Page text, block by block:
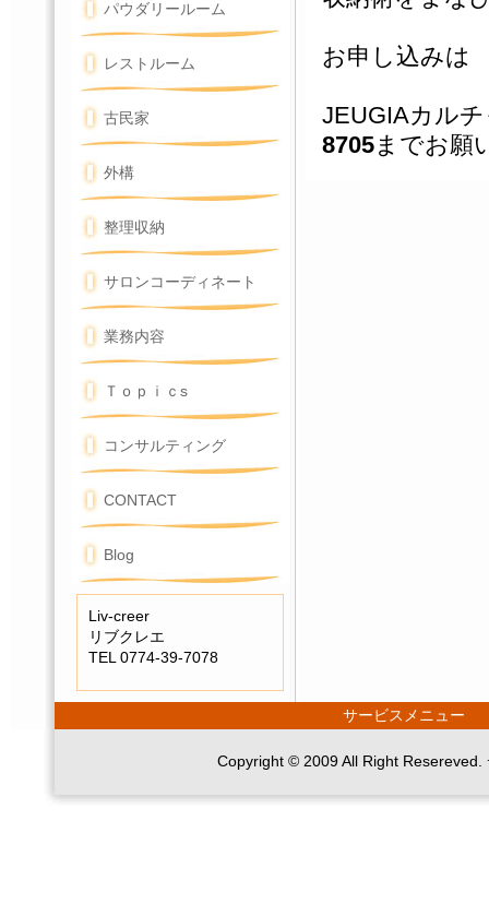
お申し込みは
JEUGIAカル
8705までお願
パウダリールーム
レストルーム
古民家
外構
整理収納
サロンコーディネート
業務内容
Ｔｏｐｉｃs
コンサルティング
CONTACT
Blog
Liv-creer
リブクレエ
TEL 0774-39-7078
サービスメニュー
Copyright © 2009 All Right